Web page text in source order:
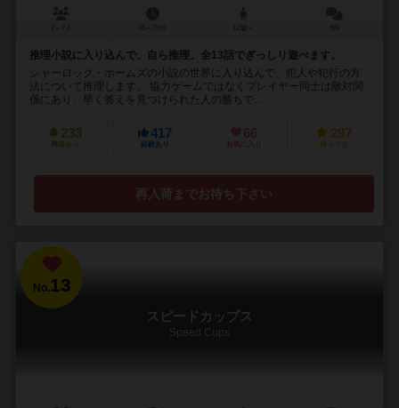
推理小説に入り込んで、自ら推理。全13話でぎっしり遊べます。
シャーロック・ホームズの小説の世界に入り込んで、犯人や犯行の方
法について推理します。 協力ゲームではなくプレイヤー同士は敵対関
係にあり、早く答えを見つけられた人の勝ちで...
233
興味あり
417
経験あり
66
お気に入り
297
持ってる
再入荷までお待ち下さい
No.13
スピードカップス
Speed Cups